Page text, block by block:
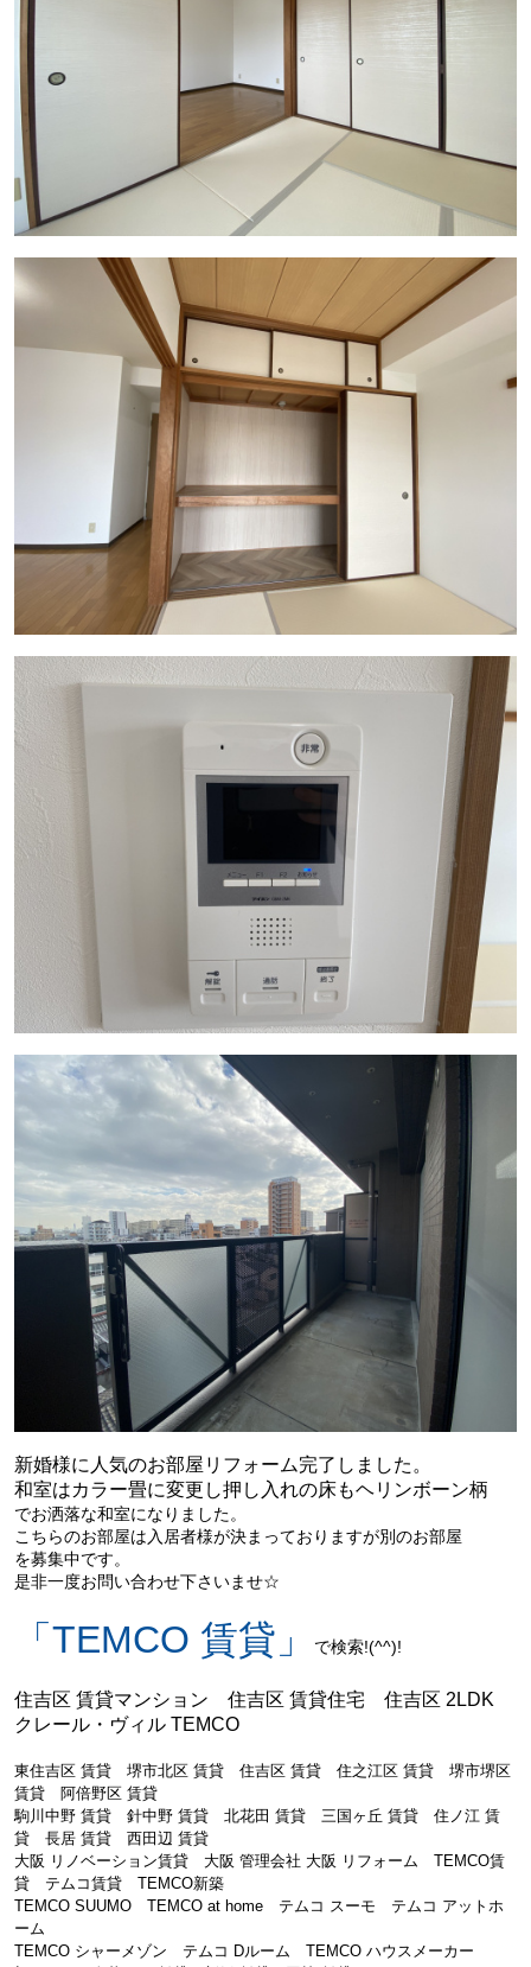
新婚様に人気のお部屋リフォーム完了しました。
和室はカラー畳に変更し押し入れの床もヘリンボーン柄
でお洒落な和室になりました。
こちらのお部屋は入居者様が決まっておりますが別のお部屋
を募集中です。
是非一度お問い合わせ下さいませ☆
「TEMCO 賃貸」 で検索!(^^)!
住吉区 賃貸マンション 住吉区 賃貸住宅 住吉区 2LDK
クレール・ヴィル TEMCO
東住吉区 賃貸 堺市北区 賃貸 住吉区 賃貸 住之江区 賃貸 堺市堺区
賃貸 阿倍野区 賃貸
駒川中野 賃貸 針中野 賃貸 北花田 賃貸 三国ヶ丘 賃貸 住ノ江 賃
貸 長居 賃貸 西田辺 賃貸
大阪 リノベーション賃貸 大阪 管理会社 大阪 リフォーム TEMCO賃
貸 テムコ賃貸 TEMCO新築
TEMCO SUUMO TEMCO at home テムコ スーモ テムコ アットホ
ーム
TEMCO シャーメゾン テムコ Dルーム TEMCO ハウスメーカー